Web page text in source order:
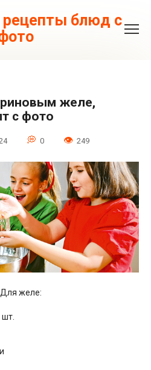
рецепты блюд с
с фото
0 249
желе:
шт.